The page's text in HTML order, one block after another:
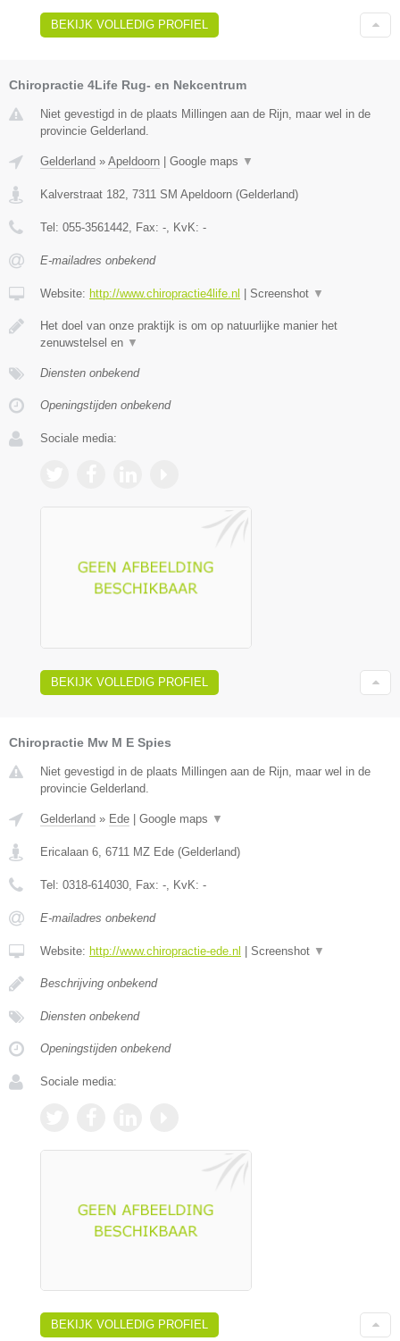
BEKIJK VOLLEDIG PROFIEL
Chiropractie 4Life Rug- en Nekcentrum
Niet gevestigd in de plaats Millingen aan de Rijn, maar wel in de
provincie Gelderland.
Gelderland » Apeldoorn Google maps ▼
Kalverstraat 182 7311 SM Apeldoorn (Gelderland)
Tel: 055-3561442 , Fax: - , KvK: -
E-mailadres onbekend
Website: http://www.chiropractie4life.nl Screenshot ▼
Het doel van onze praktijk is om op natuurlijke manier het
zenuwstelsel en ▼
Diensten onbekend
Openingstijden onbekend
Sociale media:
BEKIJK VOLLEDIG PROFIEL
Chiropractie Mw M E Spies
Niet gevestigd in de plaats Millingen aan de Rijn, maar wel in de
provincie Gelderland.
Gelderland » Ede | Google maps ▼
Ericalaan 6 6711 MZ Ede (Gelderland)
Tel: 0318-614030 , Fax: - , KvK: -
E-mailadres onbekend
Website: http://www.chiropractie-ede.nl | Screenshot ▼
Beschrijving onbekend
Diensten onbekend
Openingstijden onbekend
Sociale media:
BEKIJK VOLLEDIG PROFIEL